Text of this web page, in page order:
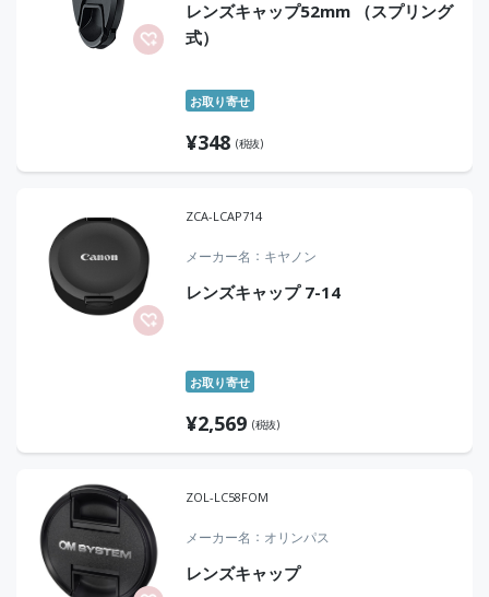
レンズキャップ52mm （スプリング
式）
お取り寄せ
¥348 (税抜)
ZCA-LCAP714
メーカー名 キヤノン
レンズキャップ 7-14
お取り寄せ
¥2,569 (税抜)
ZOL-LC58FOM
メーカー名 オリンパス
レンズキャップ